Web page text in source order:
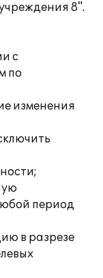
8".
с
по
изменения
период
в разрезе